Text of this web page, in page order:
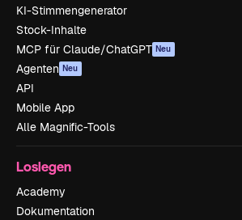
KI-Stimmengenerator
Stock-Inhalte
MCP für Claude/ChatGPT Neu
Agenten Neu
API
Mobile App
Alle Magnific-Tools
Loslegen
Academy
Dokumentation